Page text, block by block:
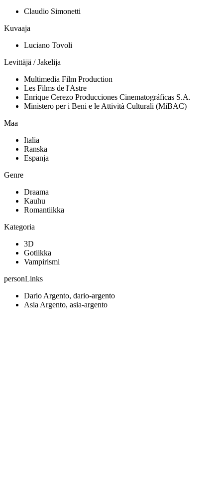
Claudio Simonetti
Kuvaaja
Luciano Tovoli
Levittäjä / Jakelija
Multimedia Film Production
Les Films de l'Astre
Enrique Cerezo Producciones Cinematográficas S.A.
Ministero per i Beni e le Attività Culturali (MiBAC)
Maa
Italia
Ranska
Espanja
Genre
Draama
Kauhu
Romantiikka
Kategoria
3D
Gotiikka
Vampirismi
personLinks
Dario Argento, dario-argento
Asia Argento, asia-argento